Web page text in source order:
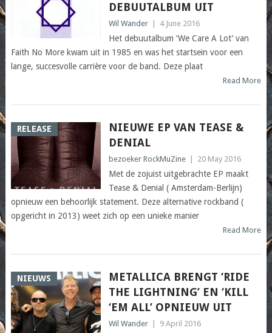
DEBUUTALBUM UIT
Wil Wander 4 June 2016
Het debuutalbum ‘We Care A Lot’ van
Faith No More kwam uit in 1985 en was het startsein voor een
lange, succesvolle carrière voor de band. Deze plaat
Read More
RELEASE
NIEUWE EP VAN TEASE &
DENIAL
bezoeker RockMuZine 20 May 2016
Met de zojuist uitgebrachte EP maakt
Tease & Denial ( Amsterdam-Berlijn)
opnieuw een behoorlijk statement. Deze alternative rockband (
opgericht in 2013) weet zich op een unieke manier
Read More
NIEUWS
METALLICA BRENGT ‘RIDE
THE LIGHTNING’ EN ‘KILL
‘EM ALL’ OPNIEUW UIT
Wil Wander 9 April 2016